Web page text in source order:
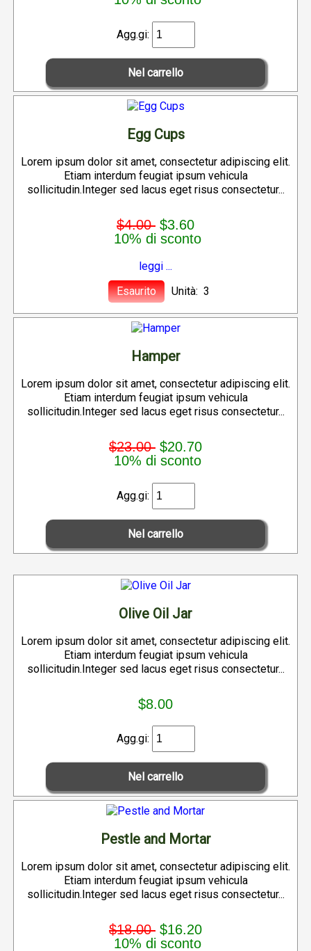
Agg.gi:
Egg Cups
Lorem ipsum dolor sit amet, consectetur adipiscing elit.
Etiam interdum feugiat ipsum vehicula
sollicitudin.Integer sed lacus eget risus consectetur...
$4.00 $3.60
10% di sconto
leggi ...
Esaurito
Unità: 3
Hamper
Lorem ipsum dolor sit amet, consectetur adipiscing elit.
Etiam interdum feugiat ipsum vehicula
sollicitudin.Integer sed lacus eget risus consectetur...
$23.00 $20.70
10% di sconto
Agg.gi:
Olive Oil Jar
Lorem ipsum dolor sit amet, consectetur adipiscing elit.
Etiam interdum feugiat ipsum vehicula
sollicitudin.Integer sed lacus eget risus consectetur...
$8.00
Agg.gi:
Pestle and Mortar
Lorem ipsum dolor sit amet, consectetur adipiscing elit.
Etiam interdum feugiat ipsum vehicula
sollicitudin.Integer sed lacus eget risus consectetur...
$18.00 $16.20
10% di sconto